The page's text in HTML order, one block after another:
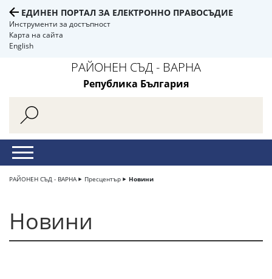
ЕДИНЕН ПОРТАЛ ЗА ЕЛЕКТРОННО ПРАВОСЪДИЕ
Инструменти за достъпност
Карта на сайта
English
РАЙОНЕН СЪД - ВАРНА
Република България
РАЙОНЕН СЪД - ВАРНА Пресцентър Новини
Новини